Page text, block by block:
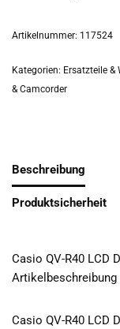
Artikelnummer: 117524
Kategorien: Ersatzteile &
& Camcorder
Beschreibung
Produktsicherheit
Casio QV-R40 LCD
Artikelbeschreibung
Casio QV-R40 LCD